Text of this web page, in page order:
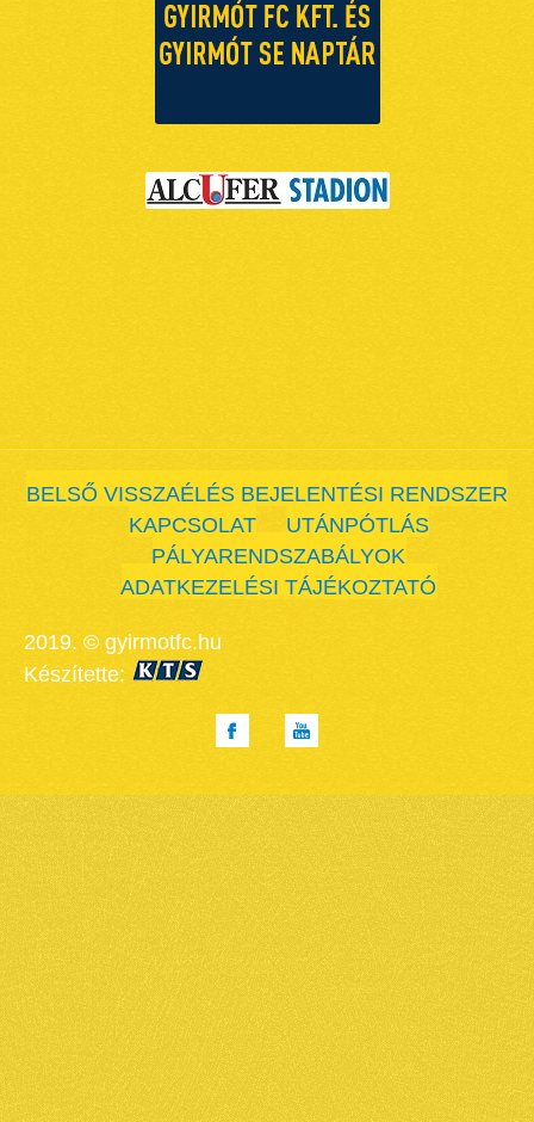
BELSŐ VISSZAÉLÉS BEJELENTÉSI RENDSZER
KAPCSOLAT
UTÁNPÓTLÁS
PÁLYARENDSZABÁLYOK
ADATKEZELÉSI TÁJÉKOZTATÓ
2019. © gyirmotfc.hu
Készítette: